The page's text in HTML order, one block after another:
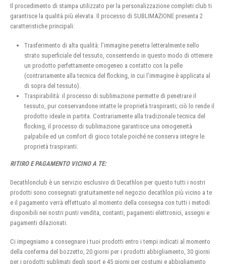
Il procedimento di stampa utilizzato per la personalizzazione completi club ti
garantisce la qualità più elevata. Il processo di SUBLIMAZIONE presenta 2
caratteristiche principali:
Trasferimento di alta qualità: l’immagine penetra letteralmente nello
strato superficiale del tessuto, consentendo in questo modo di ottenere
un prodotto perfettamente omogeneo a contatto con la pelle
(contrariamente alla tecnica del flocking, in cui l’immagine è applicata al
di sopra del tessuto).
Traspirabilità: il processo di sublimazione permette di penetrare il
tessuto, pur conservandone intatte le proprietà traspiranti; ciò lo rende il
prodotto ideale in partita. Contrariamente alla tradizionale tecnica del
flocking, il processo di sublimazione garantisce una omogeneità
palpabile ed un comfort di gioco totale poiché ne conserva integre le
proprietà traspiranti.
RITIRO E PAGAMENTO VICINO A TE:
Decathlonclub è un servizio esclusivo di Decathlon per questo tutti i nostri
prodotti sono consegnati gratuitamente nel negozio decathlon più vicino a te
e il pagamento verrà effettuato al momento della consegna con tutti i metodi
disponibili nei nostri punti vendita, contanti, pagamenti elettronici, assegni e
pagamenti dilazionati.
Ci impegniamo a consegnare i tuoi prodotti entro i tempi indicati al momento
della conferma del bozzetto, 20 giorni per i prodotti abbigliamento, 30 giorni
per i prodotti sublimati degli sport e 45 giorni per costumi e abbigliamento